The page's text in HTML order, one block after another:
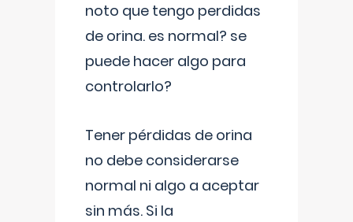
noto que tengo perdidas
de orina. es normal? se
puede hacer algo para
controlarlo?
Tener pérdidas de orina
no debe considerarse
normal ni algo a aceptar
sin más. Si la